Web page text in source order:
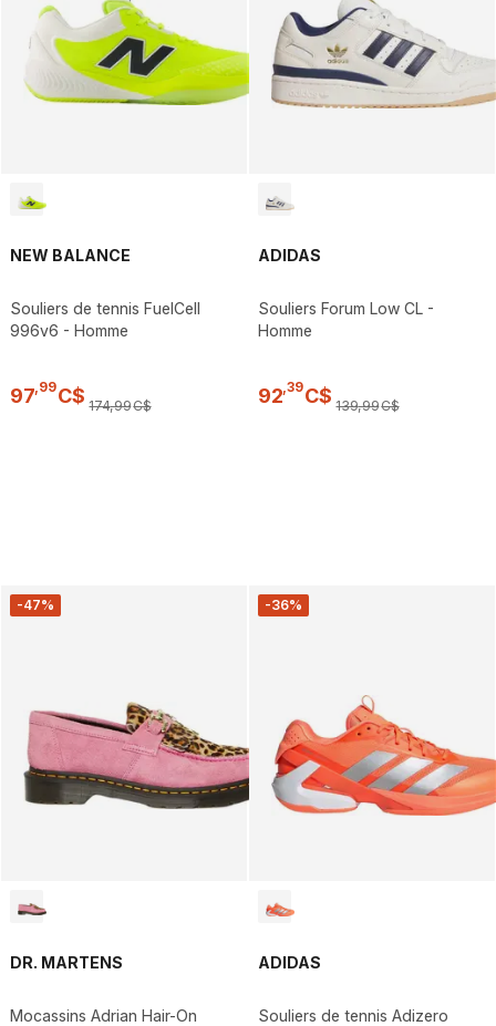
NEW BALANCE
Souliers de tennis FuelCell
996v6 - Homme
97,99C$ 174,99C$
ADIDAS
Souliers Forum Low CL -
Homme
92,39C$ 139,99C$
-47%
DR. MARTENS
Mocassins Adrian Hair-On
-36%
ADIDAS
Souliers de tennis Adizero